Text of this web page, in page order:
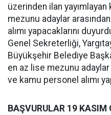
üzerinden ilan
mezunu adaylar
alımı yapacaklarını
Genel Sekreterliği,
Büyükşehir Belediye
en az lise mezunu
ve kamu personel alımı
BAŞVURULAR 19 KASIM